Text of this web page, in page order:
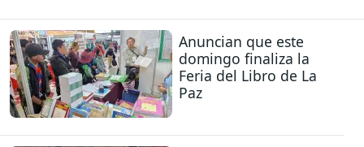
Anuncian que este
domingo finaliza la
Feria del Libro de La
Paz